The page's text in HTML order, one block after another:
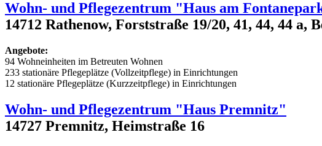
Wohn- und Pflegezentrum "Haus am
14712 Rathenow, Forststraße 19/20, 41, 44, 44 a,
Angebote:
94 Wohneinheiten im Betreuten Wohnen
233 stationäre Pflegeplätze (Vollzeitpflege) in Einrichtungen
12 stationäre Pflegeplätze (Kurzzeitpflege) in Einrichtungen
Wohn- und Pflegezentrum "Haus Premnitz"
14727 Premnitz, Heimstraße 16